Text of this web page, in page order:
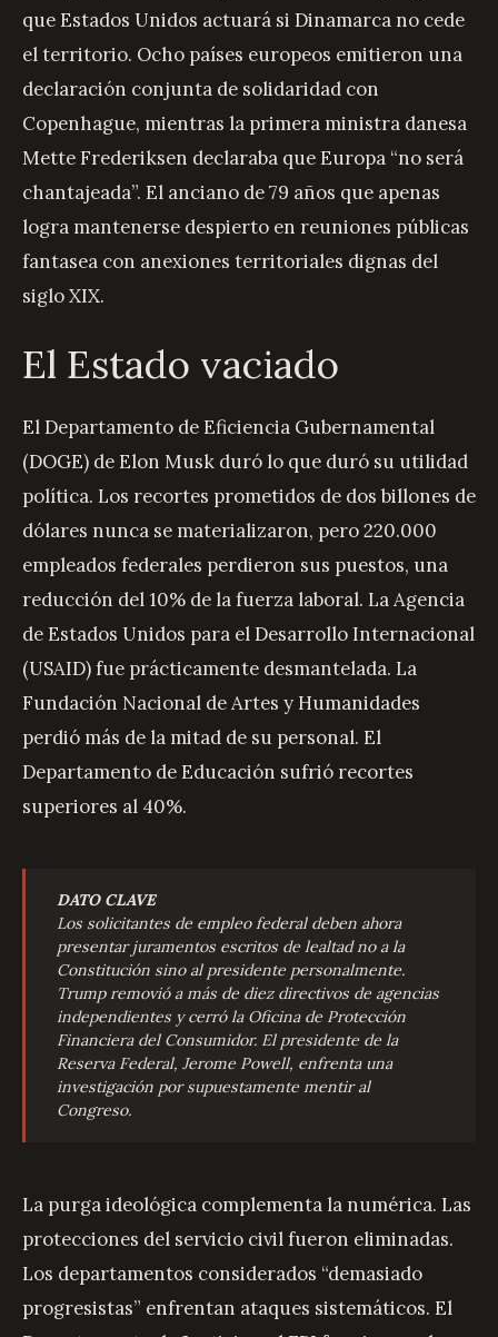
que Estados Unidos actuará si Dinamarca no cede
el territorio. Ocho países europeos emitieron una
declaración conjunta de solidaridad con
Copenhague, mientras la primera ministra danesa
Mette Frederiksen declaraba que Europa “no será
chantajeada”. El anciano de 79 años que apenas
logra mantenerse despierto en reuniones públicas
fantasea con anexiones territoriales dignas del
siglo XIX.
El Estado vaciado
El Departamento de Eficiencia Gubernamental
(DOGE) de Elon Musk duró lo que duró su utilidad
política. Los recortes prometidos de dos billones de
dólares nunca se materializaron, pero 220.000
empleados federales perdieron sus puestos, una
reducción del 10% de la fuerza laboral. La Agencia
de Estados Unidos para el Desarrollo Internacional
(USAID) fue prácticamente desmantelada. La
Fundación Nacional de Artes y Humanidades
perdió más de la mitad de su personal. El
Departamento de Educación sufrió recortes
superiores al 40%.
DATO CLAVE
Los solicitantes de empleo federal deben ahora
presentar juramentos escritos de lealtad no a la
Constitución sino al presidente personalmente.
Trump removió a más de diez directivos de agencias
independientes y cerró la Oficina de Protección
Financiera del Consumidor. El presidente de la
Reserva Federal, Jerome Powell, enfrenta una
investigación por supuestamente mentir al
Congreso.
La purga ideológica complementa la numérica. Las
protecciones del servicio civil fueron eliminadas.
Los departamentos considerados “demasiado
progresistas” enfrentan ataques sistemáticos. El